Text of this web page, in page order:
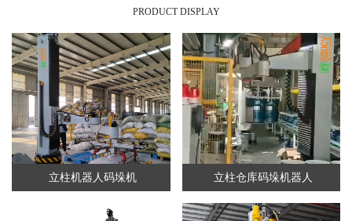
PRODUCT DISPLAY
立柱机器人码垛机 立柱仓库码垛机器人